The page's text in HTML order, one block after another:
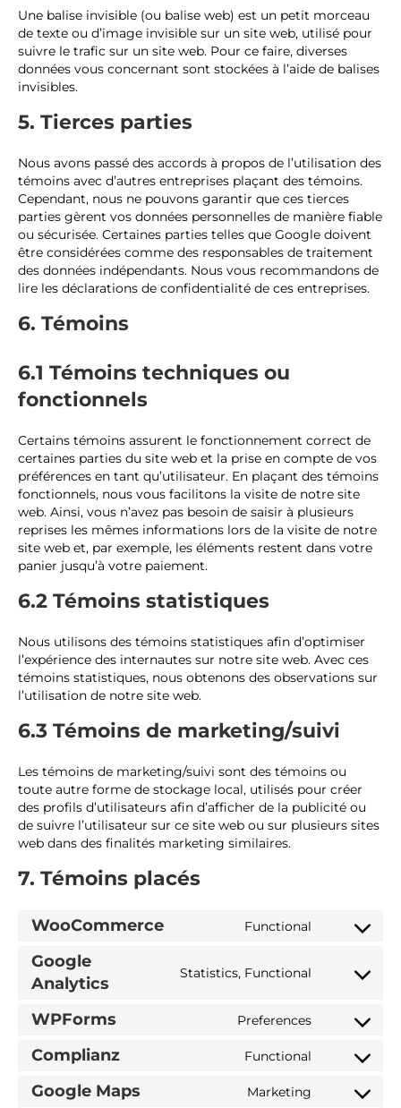
Une balise invisible (ou balise web) est un petit morceau
de texte ou d’image invisible sur un site web, utilisé pour
suivre le trafic sur un site web. Pour ce faire, diverses
données vous concernant sont stockées à l’aide de balises
invisibles.
5. Tierces parties
Nous avons passé des accords à propos de l’utilisation des
témoins avec d’autres entreprises plaçant des témoins.
Cependant, nous ne pouvons garantir que ces tierces
parties gèrent vos données personnelles de manière fiable
ou sécurisée. Certaines parties telles que Google doivent
être considérées comme des responsables de traitement
des données indépendants. Nous vous recommandons de
lire les déclarations de confidentialité de ces entreprises.
6. Témoins
6.1 Témoins techniques ou
fonctionnels
Certains témoins assurent le fonctionnement correct de
certaines parties du site web et la prise en compte de vos
préférences en tant qu’utilisateur. En plaçant des témoins
fonctionnels, nous vous facilitons la visite de notre site
web. Ainsi, vous n’avez pas besoin de saisir à plusieurs
reprises les mêmes informations lors de la visite de notre
site web et, par exemple, les éléments restent dans votre
panier jusqu’à votre paiement.
6.2 Témoins statistiques
Nous utilisons des témoins statistiques afin d’optimiser
l’expérience des internautes sur notre site web. Avec ces
témoins statistiques, nous obtenons des observations sur
l’utilisation de notre site web.
6.3 Témoins de marketing/suivi
Les témoins de marketing/suivi sont des témoins ou
toute autre forme de stockage local, utilisés pour créer
des profils d’utilisateurs afin d’afficher de la publicité ou
de suivre l’utilisateur sur ce site web ou sur plusieurs sites
web dans des finalités marketing similaires.
7. Témoins placés
WooCommerce Functional
Google
Analytics
Statistics, Functional
WPForms Preferences
Complianz Functional
Google Maps Marketing